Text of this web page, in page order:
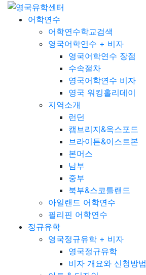
어학연수
어학연수학교검색
영국어학연수 + 비자
영국어학연수 장점
수속절차
영국어학연수 비자
영국 워킹홀리데이
지역소개
런던
캠브리지&옥스포드
브라이튼&이스트본
본머스
남부
중부
북부&스코틀랜드
아일랜드 어학연수
필리핀 어학연수
정규유학
영국정규유학 + 비자
영국정규유학
비자 개요와 신청방법